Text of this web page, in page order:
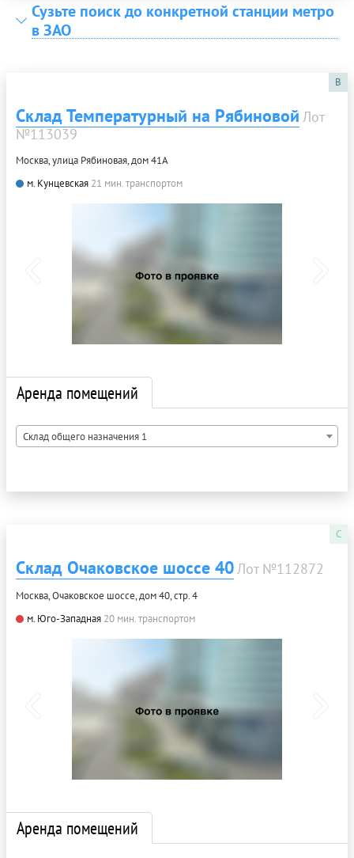
Сузьте поиск до конкретной станции метро
в ЗАО
B
Склад Температурный на Рябиновой Лот
№113039
Москва, улица Рябиновая, дом 41А
м. Кунцевская 21 мин. транспортом
Аренда помещений
Склад общего назначения 1
C
Склад Очаковское шоссе 40Лот №112872
Москва, Очаковское шоссе, дом 40, стр. 4
м. Юго-Западная 20 мин. транспортом
Аренда помещений